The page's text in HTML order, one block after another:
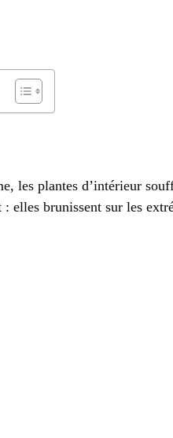
les plantes d’intérieur
elles brunissent sur les